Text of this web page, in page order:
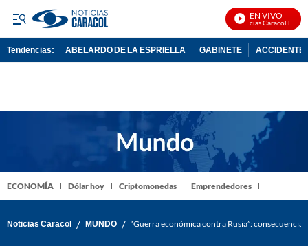
EN VIVO
Noticias Caracol En Vivo
Tendencias: ABELARDO DE LA ESPRIELLA GABINETE ACCIDENTE
ECONOMÍA Dólar hoy Criptomonedas Emprendedores
Noticias Caracol / MUNDO / “Guerra económica contra Rusia”: